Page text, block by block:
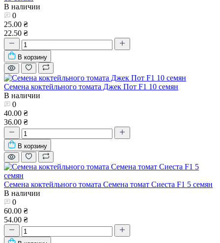
В наличии
0
25.00 ₴
22.50 ₴
В корзину
Семена коктейльного томата Джек Пот F1 10 семян
В наличии
0
40.00 ₴
36.00 ₴
В корзину
Семена коктейльного томата Семена томат Сиеста F1 5 семян
В наличии
0
60.00 ₴
54.00 ₴